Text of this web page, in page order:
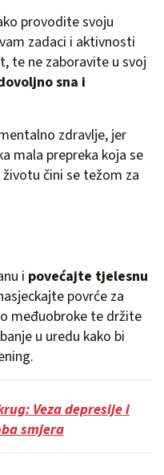
provodite svoju
zadaci i aktivnosti
te ne zaboravite u svoj
sna i
zdravlje, jer
mala prepreka koja se
čini se težom za
i povećajte tjelesnu
povrće za
međuobroke te držite
u uredu kako bi
Veza depresije i
smjera